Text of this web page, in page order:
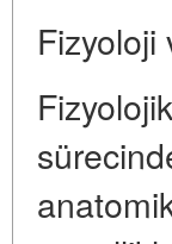
Fizyoloji